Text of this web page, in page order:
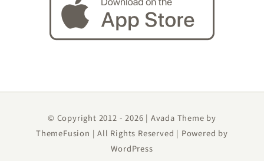
© Copyright 2012 -2026 | Avada Theme by
ThemeFusion | All Rights Reserved | Powered by
WordPress